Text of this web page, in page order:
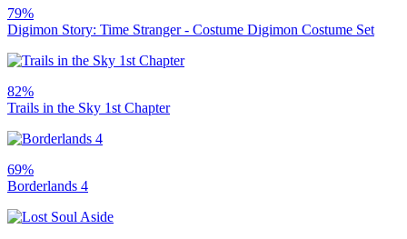
79%
Digimon Story: Time Stranger - Costume Digimon Costume Set
82%
Trails in the Sky 1st Chapter
69%
Borderlands 4